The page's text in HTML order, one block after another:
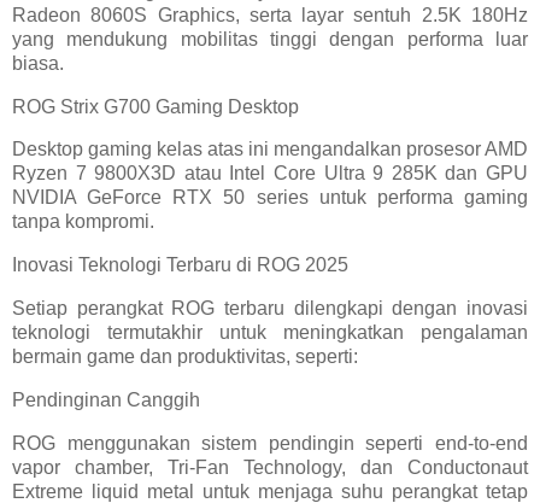
Radeon 8060S Graphics, serta layar sentuh 2.5K 180Hz
yang mendukung mobilitas tinggi dengan performa luar
biasa.
ROG Strix G700 Gaming Desktop
Desktop gaming kelas atas ini mengandalkan prosesor AMD
Ryzen 7 9800X3D atau Intel Core Ultra 9 285K dan GPU
NVIDIA GeForce RTX 50 series untuk performa gaming
tanpa kompromi.
Inovasi Teknologi Terbaru di ROG 2025
Setiap perangkat ROG terbaru dilengkapi dengan inovasi
teknologi termutakhir untuk meningkatkan pengalaman
bermain game dan produktivitas, seperti:
Pendinginan Canggih
ROG menggunakan sistem pendingin seperti end-to-end
vapor chamber, Tri-Fan Technology, dan Conductonaut
Extreme liquid metal untuk menjaga suhu perangkat tetap